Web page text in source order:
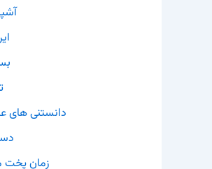
دانستنی های
زمان پخت